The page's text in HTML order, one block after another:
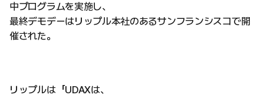
中プログラムを実施し、
最終デモデーはリップル本社のあるサンフランシスコで開
催された。
リップルは「UDAXは、